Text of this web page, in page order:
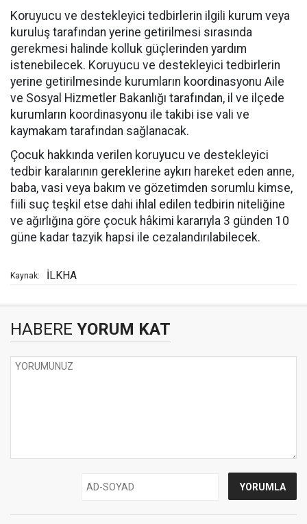
Koruyucu ve destekleyici tedbirlerin ilgili kurum veya
kuruluş tarafından yerine getirilmesi sırasında
gerekmesi halinde kolluk güçlerinden yardım
istenebilecek. Koruyucu ve destekleyici tedbirlerin
yerine getirilmesinde kurumların koordinasyonu Aile
ve Sosyal Hizmetler Bakanlığı tarafından, il ve ilçede
kurumların koordinasyonu ile takibi ise vali ve
kaymakam tarafından sağlanacak.
Çocuk hakkında verilen koruyucu ve destekleyici
tedbir karalarının gereklerine aykırı hareket eden anne,
baba, vasi veya bakım ve gözetimden sorumlu kimse,
fiili suç teşkil etse dahi ihlal edilen tedbirin niteliğine
ve ağırlığına göre çocuk hâkimi kararıyla 3 günden 10
güne kadar tazyik hapsi ile cezalandırılabilecek.
Kaynak: İLKHA
HABERE YORUM KAT